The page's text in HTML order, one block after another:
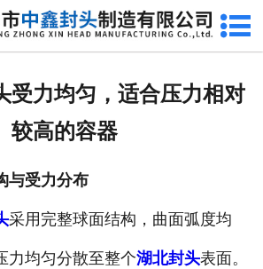
网站首页
生产现场
受力均匀，适合压力相对
较高的容器
与受力分布
采用完整球面结构，曲面弧度均
力均匀分散至整个湖北封头表面。